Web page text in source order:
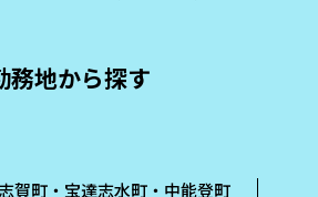
務地から探す
賀町・宝達志水町・中能登町